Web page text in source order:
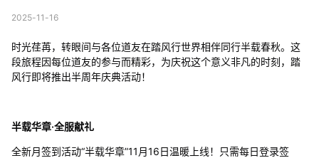
2025-11-16
时光荏苒，转眼间与各位道友在踏风行世界相伴同行半载春秋。这
段旅程因每位道友的参与而精彩，为庆祝这个意义非凡的时刻，踏
风行即将推出半周年庆典活动！
半载华章·全服献礼
全新月签到活动“半载华章”11月16日温暖上线！只需每日登录签